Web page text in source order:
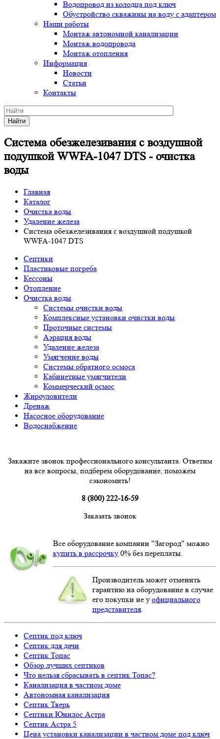
Водопровод из колодца под ключ
Обустройство скважины на воду с адаптером
Наши работы
Монтаж автономной канализации
Монтаж водопровода
Монтаж отопления
Информация
Новости
Статьи
Контакты
Найти
Система обезжелезивания с воздушной
подушкой WWFA-1047 DTS - очистка
воды
Главная
Каталог
Очистка воды
Удаление железа
Система обезжелезивания с воздушной подушкой
WWFA-1047 DTS
Септики
Пластиковые погреба
Кессоны
Отопление
Очистка воды
Системы очистки воды
Комплексные установки очистки воды
Проточные системы
Аэрация воды
Удаление железа
Умягчение воды
Системы обратного осмоса
Кабинетные умягчители
Коммерческий осмос
Жироуловители
Дренаж
Насосное оборудование
Водоснабжение
Закажите звонок профессионального консультанта. Ответим
на все вопросы, подберем оборудование, поможем
сэкономить!
8 (800) 222-16-59
Заказать звонок
Все оборудование компании "Загород" можно
купить в рассрочку 0% без переплаты.
Производитель может отменить
гарантию на оборудование в случае
его покупки не у официального
представителя.
Септик под ключ
Септик для дачи
Септик Топас
Обзор лучших септиков
Что нельзя сбрасывать в септик Топас?
Канализация в частном доме
Автономная канализация
Септик Тверь
Септики Юнилос Астра
Септик Астра 5
Цена установки канализации в частном доме под ключ